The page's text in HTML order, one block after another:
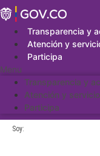
Saltar
al
contenidoTransparencia y
Atención y
Participa
Menu
Transparencia y
Atención y
Participa
Soy: